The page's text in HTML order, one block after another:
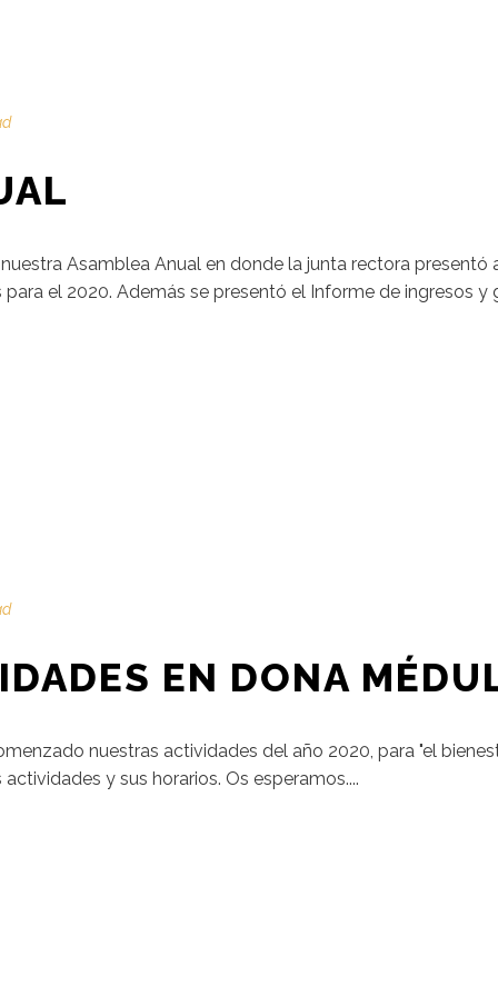
Asamblea Anual en donde la junta rectora
el 2020. Además se presentó el Informe de ingresos y
EN DONA
nuestras actividades del año 2020, para "el
y sus horarios. Os esperamos....